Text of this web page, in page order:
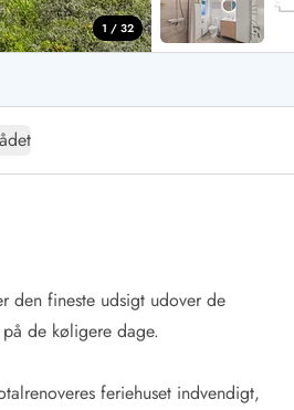
1 / 32
den fineste udsigt udover de
de køligere dage.
feriehuset indvendigt,